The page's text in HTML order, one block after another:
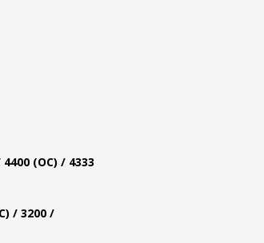
(OC) / 4333
/ 3200 /